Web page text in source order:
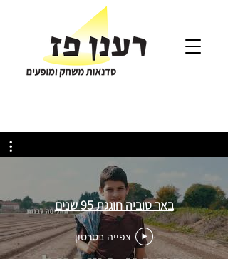
באר טוביה חוגגת 95 שנים
צפייה בסרטון